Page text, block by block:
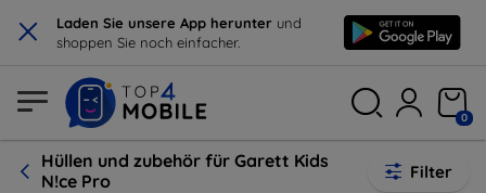
× Laden Sie unsere App herunter und
shoppen Sie noch einfacher.
0
Hüllen und zubehör für Garett Kids
N!ce Pro
Filter